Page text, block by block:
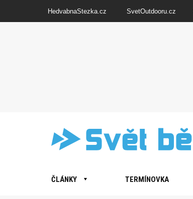
HedvabnaStezka.cz SvetOutdooru.cz
ČLÁNKY TERMÍNOVKA